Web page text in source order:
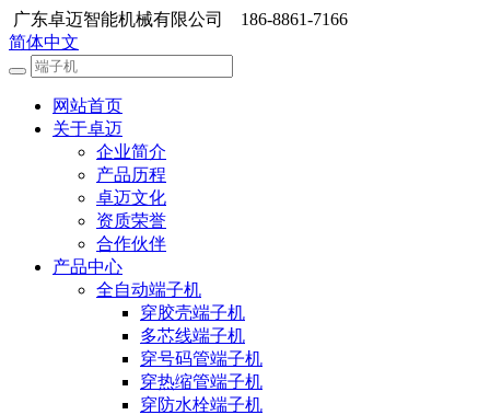
广东卓迈智能机械有限公司 186-8861-7166
简体中文
网站首页
关于卓迈
企业简介
产品历程
卓迈文化
资质荣誉
合作伙伴
产品中心
全自动端子机
穿胶壳端子机
多芯线端子机
穿号码管端子机
穿热缩管端子机
穿防水栓端子机